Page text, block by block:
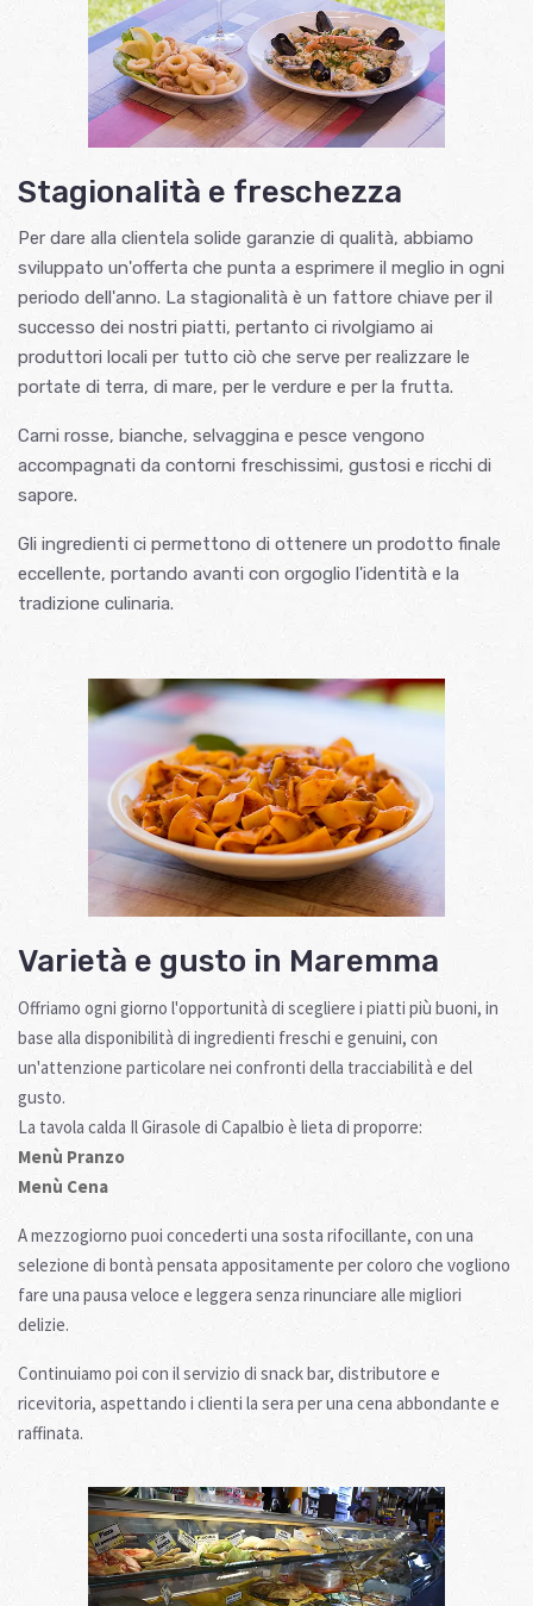
Stagionalità e freschezza
Per dare alla clientela solide garanzie di qualità, abbiamo
sviluppato un'offerta che punta a esprimere il meglio in ogni
periodo dell'anno. La stagionalità è un fattore chiave per il
successo dei nostri piatti, pertanto ci rivolgiamo ai
produttori locali per tutto ciò che serve per realizzare le
portate di terra, di mare, per le verdure e per la frutta.
Carni rosse, bianche, selvaggina e pesce vengono
accompagnati da contorni freschissimi, gustosi e ricchi di
sapore.
Gli ingredienti ci permettono di ottenere un prodotto finale
eccellente, portando avanti con orgoglio l'identità e la
tradizione culinaria.
Varietà e gusto in Maremma
Offriamo ogni giorno l'opportunità di scegliere i piatti più buoni, in
base alla disponibilità di ingredienti freschi e genuini, con
un'attenzione particolare nei confronti della tracciabilità e del
gusto.
La tavola calda Il Girasole di Capalbio è lieta di proporre:
Menù Pranzo
Menù Cena
A mezzogiorno puoi concederti una sosta rifocillante, con una
selezione di bontà pensata appositamente per coloro che vogliono
fare una pausa veloce e leggera senza rinunciare alle migliori
delizie.
Continuiamo poi con il servizio di snack bar, distributore e
ricevitoria, aspettando i clienti la sera per una cena abbondante e
raffinata.